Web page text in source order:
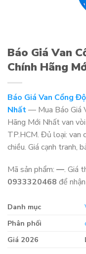
Báo Giá Van
Chính Hãng
Báo Giá Van Cổng
Nhất— Mua Báo Giá
Hãng Mới Nhất van
TP.HCM. Đủ loại: van
chiều. Giá cạnh tranh,
Mã sản phẩm: —. Giá
0933320468 để
Danh mục
Phân phối
Giá 2026